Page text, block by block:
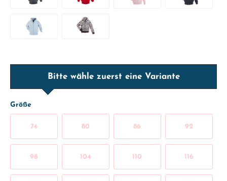
Bitte wähle zuerst eine Variante
Größe
74 80 86 92
98 104 110 116